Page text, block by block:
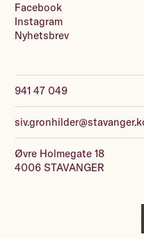
941 47 049
Øvre Holmegate 18
4006 STAVANGER
Facebook
Instagram
Nyhetsbrev